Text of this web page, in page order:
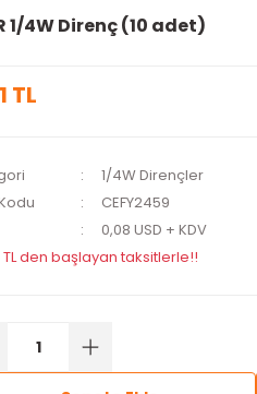
1/4W Direnç (10 adet)
TL
1/4W Dirençler
CEFY2459
0,08 USD + KDV
TL den başlayan taksitlerle!!